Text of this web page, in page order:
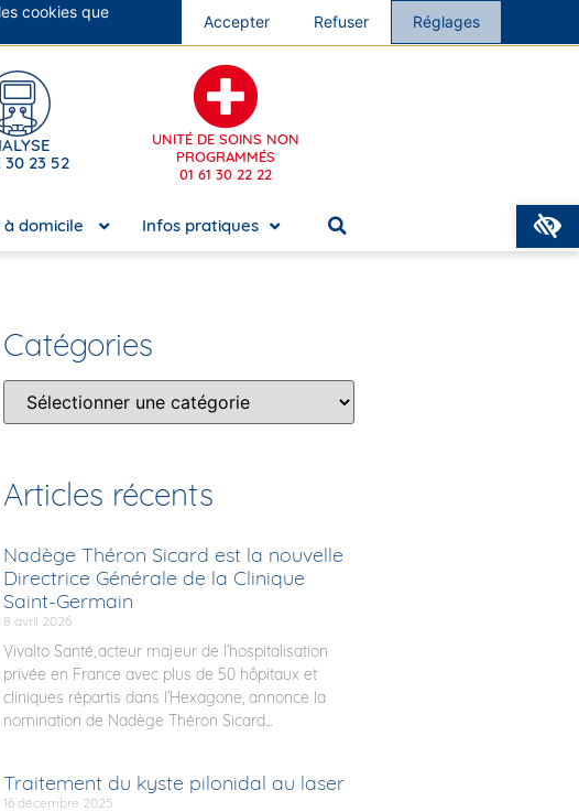
Nos cliniques Nous rejoindre
30 23 52
UNITÉ DE SOINS NON
PROGRAMMÉS
01 61 30 22 22
domicile Infos pratiques
Catégories
Articles récents
Nadège Théron Sicard est la nouvelle
Directrice Générale de la Clinique
Saint-Germain
8 avril 2026
Vivalto Santé, acteur majeur de l’hospitalisation
privée en France avec plus de 50 hôpitaux et
cliniques répartis dans l’Hexagone, annonce la
nomination de Nadège Théron Sicard...
Traitement du kyste pilonidal au laser
16 décembre 2025
cookies que
Accepter Refuser Réglages